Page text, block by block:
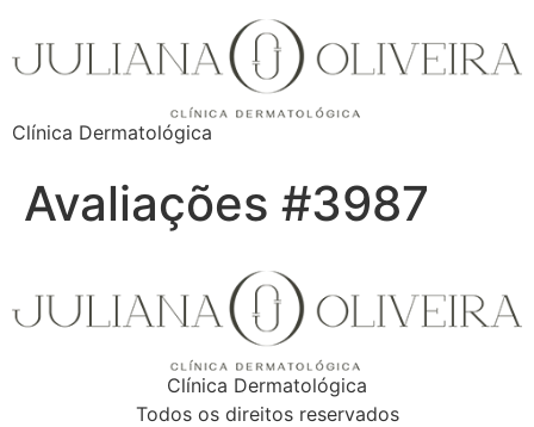
Clínica Dermatológica
Avaliações #3987
Clínica Dermatológica
Todos os direitos reservados